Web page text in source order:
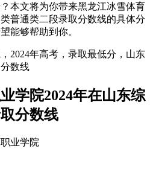
本文将为你带来黑龙江冰雪体育
普通类二段录取分数线的具体分
能够帮助到你。
学院2024年在山东综
分数线
业学院